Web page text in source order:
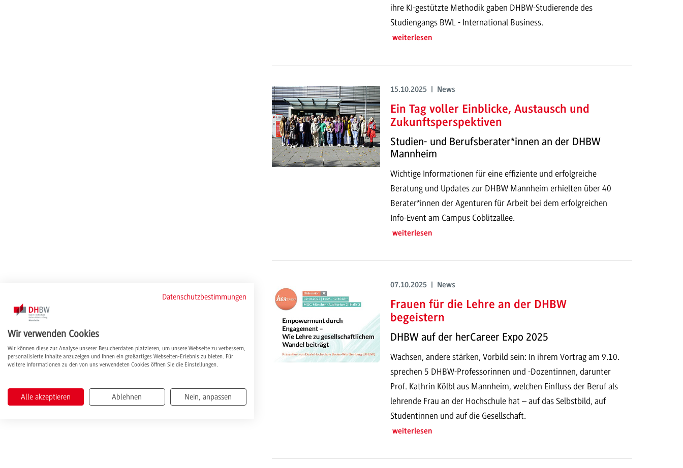
ihre KI-gestützte Methodik gaben DHBW-Studierende des
Studiengangs BWL - International Business.
weiterlesen
15.10.2025 | News
Ein Tag voller Einblicke, Austausch und
Zukunftsperspektiven
Studien- und Berufsberater*innen an der DHBW
Mannheim
Wichtige Informationen für eine effiziente und erfolgreiche
Beratung und Updates zur DHBW Mannheim erhielten über 40
Berater*innen der Agenturen für Arbeit bei dem erfolgreichen
Info-Event am Campus Coblitzallee.
weiterlesen
07.10.2025 | News
Frauen für die Lehre an der DHBW
begeistern
DHBW auf der herCareer Expo 2025
Wachsen, andere stärken, Vorbild sein: In ihrem Vortrag am 9.10.
sprechen 5 DHBW-Professorinnen und -Dozentinnen, darunter
Prof. Kathrin Kölbl aus Mannheim, welchen Einfluss der Beruf als
lehrende Frau an der Hochschule hat – auf das Selbstbild, auf
Studentinnen und auf die Gesellschaft.
weiterlesen
Datenschutzbestimmungen
Wir verwenden Cookies
Wir können diese zur Analyse unserer Besucherdaten platzieren, um unsere Webseite zu verbessern,
personalisierte Inhalte anzuzeigen und Ihnen ein großartiges Webseiten-Erlebnis zu bieten. Für
weitere Informationen zu den von uns verwendeten Cookies öffnen Sie die Einstellungen.
Alle akzeptieren Ablehnen Nein, anpassen